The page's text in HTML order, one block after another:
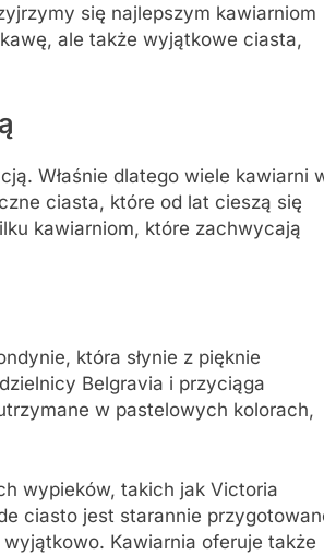
się najlepszym kawiarniom
ale także wyjątkowe ciasta,
Właśnie dlatego wiele kawiarni
ciasta, które od lat cieszą się
kawiarniom, które zachwycają
która słynie z pięknie
Belgravia i przyciąga
w pastelowych kolorach,
wypieków, takich jak Victoria
ciasto jest starannie
Kawiarnia oferuje także